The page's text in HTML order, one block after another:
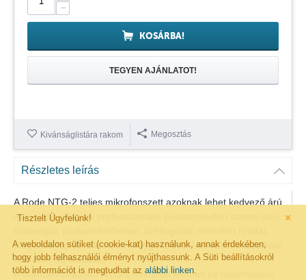
×
Tisztelt Ügyfelünk!
A weboldalon sütiket (cookie-kat) használunk, annak érdekében,
hogy jobb felhasználói élményt nyújthassunk. A Süti beállításokról
több információt is megtudhat az alábbi linken
−
KOSÁRBA!
TEGYEN AJÁNLATOT!
Kivánságlistára rakom Megosztás
Részletes leírás
A Rode NTG-2 teljes mikrofonszett azoknak lehet kedvező árú
megoldás, akiknek professzionális puskamikrofon szettre van
rezgéscsillapító mikrofon-felfüggesztéssel és vállra akasztható
mikrofonrúd táskával.
A szettben található NTG-2 mikrofon elemes és fantomtápos